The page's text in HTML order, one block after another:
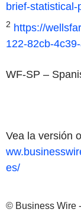
brief-
2 https://
122-82cb-
WF-SP –
Vea la versión
es/
© Business Wire